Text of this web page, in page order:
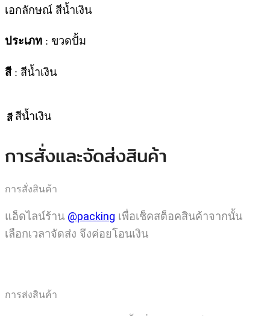
เอกลักษณ์ สีน้ำเงิน
ประเภท : ขวดปั้ม
สี: สีน้ำเงิน
สี สีน้ำเงิน
การสั่งและจัดส่งสินค้า
การสั่งสินค้า
แอ็ดไลน์ร้าน @packing เพื่อเช็คสต็อคสินค้าจากนั้น
เลือกเวลาจัดส่ง จึงค่อยโอนเงิน
การส่งสินค้า